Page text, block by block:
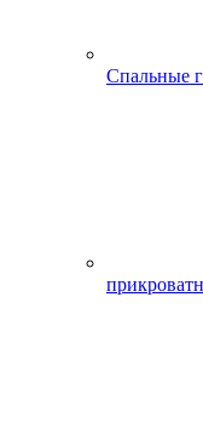
Спальные